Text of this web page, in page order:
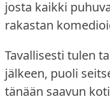
josta kaikki
rakastan
Tavallisesti tulen
jälkeen, puoli
tänään saavun